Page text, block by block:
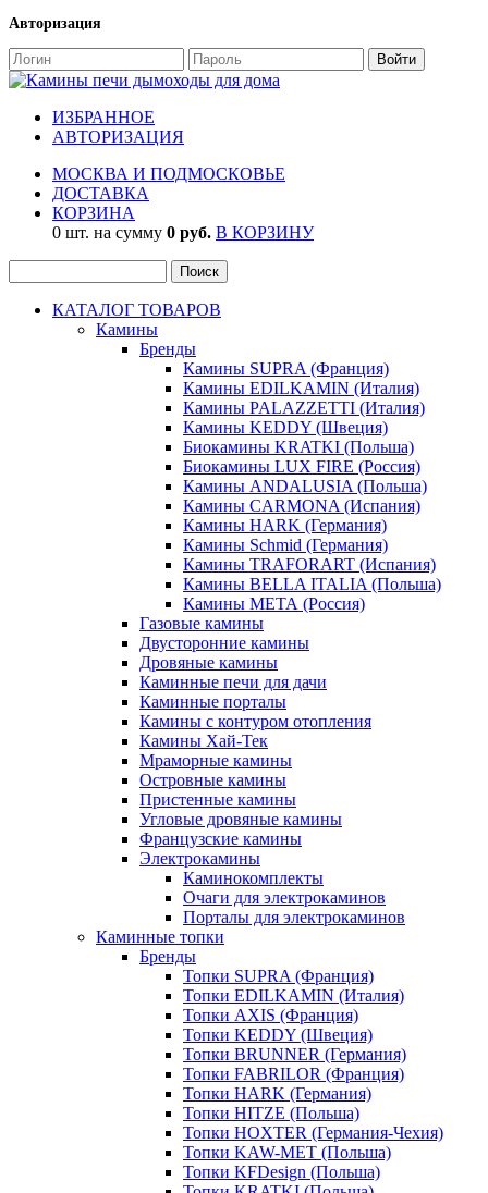
Авторизация
ИЗБРАННОЕ
АВТОРИЗАЦИЯ
МОСКВА И ПОДМОСКОВЬЕ
ДОСТАВКА
КОРЗИНА
0 шт. на сумму 0 руб. В КОРЗИНУ
КАТАЛОГ ТОВАРОВ
Камины
Бренды
Камины SUPRA (Франция)
Камины EDILKAMIN (Италия)
Камины PALAZZETTI (Италия)
Камины KEDDY (Швеция)
Биокамины KRATKI (Польша)
Биокамины LUX FIRE (Россия)
Камины ANDALUSIA (Польша)
Камины CARMONA (Испания)
Камины HARK (Германия)
Камины Schmid (Германия)
Камины TRAFORART (Испания)
Камины BELLA ITALIA (Польша)
Камины МЕТА (Россия)
Газовые камины
Двусторонние камины
Дровяные камины
Каминные печи для дачи
Каминные порталы
Камины с контуром отопления
Камины Хай-Тек
Мраморные камины
Островные камины
Пристенные камины
Угловые дровяные камины
Французские камины
Электрокамины
Каминокомплекты
Очаги для электрокаминов
Порталы для электрокаминов
Каминные топки
Бренды
Топки SUPRA (Франция)
Топки EDILKAMIN (Италия)
Топки AXIS (Франция)
Топки KEDDY (Швеция)
Топки BRUNNER (Германия)
Топки FABRILOR (Франция)
Топки HARK (Германия)
Топки HITZE (Польша)
Топки HOXTER (Германия-Чехия)
Топки KAW-MET (Польша)
Топки KFDesign (Польша)